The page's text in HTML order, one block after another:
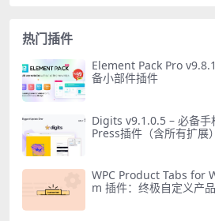
热门插件
Element Pack Pro
备小部件插件
Digits v9.1.0.5 – 必备
Press插件（含所有扩展）
WPC Product Tabs for
m 插件：终极自定义产